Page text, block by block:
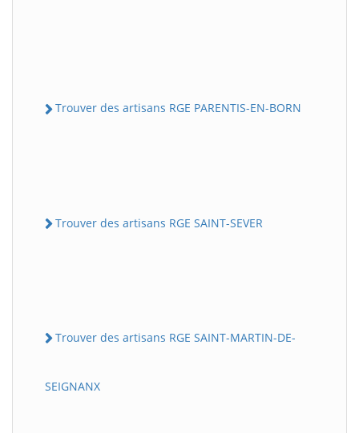
Trouver des artisans RGE PARENTIS-EN-BORN
Trouver des artisans RGE SAINT-SEVER
Trouver des artisans RGE SAINT-MARTIN-DE-
SEIGNANX